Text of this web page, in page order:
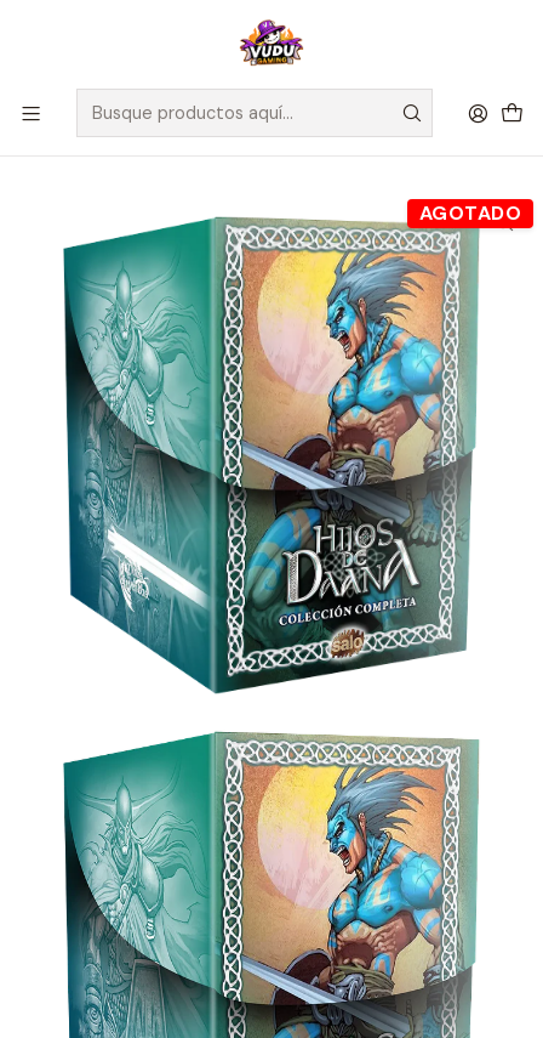
🚀 ¡Despachamos a todo Chile! Envío GRATIS a Regiones sobre
$100.000 y a RM sobre $35.000
Inicio Juegos de Cartas TCG
Mitos y Leyendas
Sellados Mitos y Leyendas
Colecciones completas Primer Bloque 2.0 - Hijos de Daana
AGOTADO